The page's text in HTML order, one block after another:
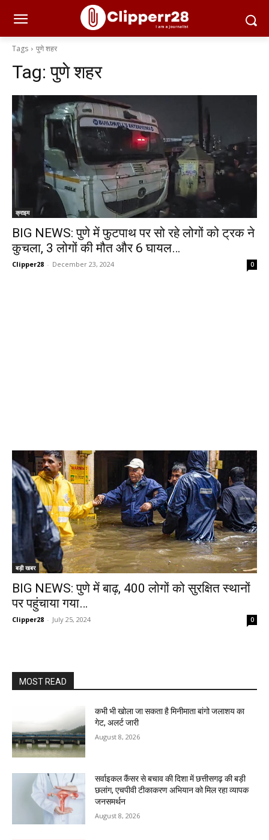
Tags पुणे शहर
Tag:पुणे शहर
क्राइम
BIG NEWS: पुणे में फुटपाथ पर सो रहे लोगों को ट्रक ने
कुचला, 3 लोगों की मौत और 6 घायल…
Clipper28 - December 23, 2024 0
बड़ी खबर
BIG NEWS: पुणे में बाढ़, 400 लोगों को सुरक्षित स्थानों
पर पहुंचाया गया…
Clipper28 - July 25, 2024 0
MOST READ
कभी भी खोला जा सकता है मिनीमाता बांगो जलाशय का
गेट, अलर्ट जारी
August 8, 2026
सर्वाइकल कैंसर से बचाव की दिशा में छत्तीसगढ़ की बड़ी
छलांग, एचपीवी टीकाकरण अभियान को मिल रहा व्यापक
जनसमर्थन
August 8, 2026